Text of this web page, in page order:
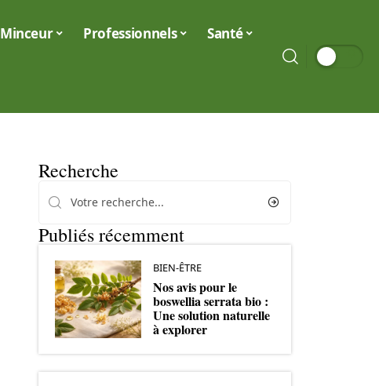
Minceur Professionnels Santé
Recherche
Publiés récemment
BIEN-ÊTRE
Nos avis pour le
boswellia serrata bio :
Une solution naturelle
à explorer